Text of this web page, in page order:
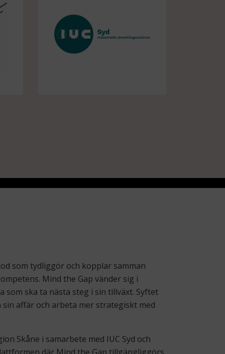
som tydliggör och kopplar samman
Mind the Gap vänder sig i
som ska ta nästa steg i sin tillväxt. Syftet
affär och arbeta mer strategiskt med
Skåne i samarbete med IUC Syd och